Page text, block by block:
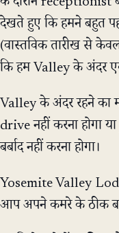
देखते हुए कि हमने बहुत
(वास्तविक तारीख से
कि हम Valley के अंदर
Valley के अंदर रहने
drive नहीं करना होगा
बर्बाद नहीं करना होगा।
Yosemite Valley
आप अपने कमरे के ठीक